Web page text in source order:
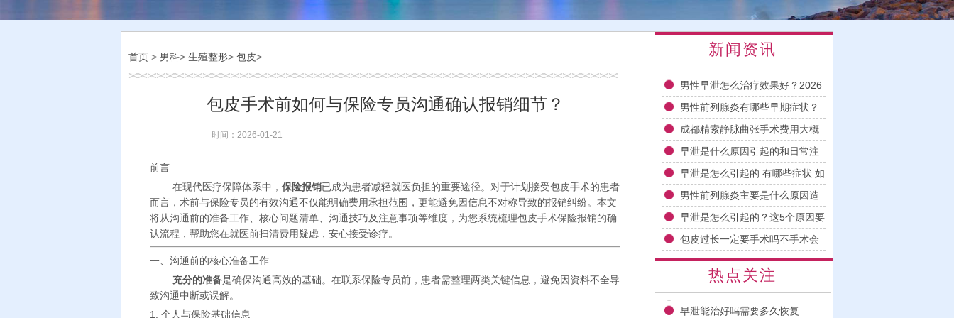
首页 > 男科> 生殖整形> 包皮>
包皮手术前如何与保险专员沟通确认报销细节？
时间：2026-01-21
前言
在现代医疗保障体系中， 保险报销已成为患者减轻就医负担的重要途径。对于计划接受包皮手术的患者
而言，术前与保险专员的有效沟通不仅能明确费用承担范围，更能避免因信息不对称导致的报销纠纷。本文
将从沟通前的准备工作、核心问题清单、沟通技巧及注意事项等维度，为您系统梳理包皮手术保险报销的确
认流程，帮助您在就医前扫清费用疑虑，安心接受诊疗。
一、沟通前的核心准备工作
充分的准备是确保沟通高效的基础。在联系保险专员前，患者需整理两类关键信息，避免因资料不全导
致沟通中断或误解。
1. 个人与保险基础信息
新闻资讯
男性早泄怎么治疗效果好？2026
年科学用药与日常调理指南
男性前列腺炎有哪些早期症状？
2026科学治疗与日常护理指南
成都精索静脉曲张手术费用大概
多少钱多久能恢复
早泄是什么原因引起的和日常注
意事项
早泄是怎么引起的 有哪些症状 如
何改善
男性前列腺炎主要是什么原因造
成的
早泄是怎么引起的？这5个原因要
注意
包皮过长一定要手术吗不手术会
怎样
热点关注
早泄能治好吗需要多久恢复